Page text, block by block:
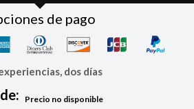
de pago
dos días
Precio no disponible